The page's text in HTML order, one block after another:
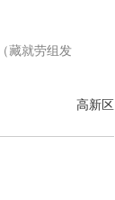
藏就劳组发
高新区